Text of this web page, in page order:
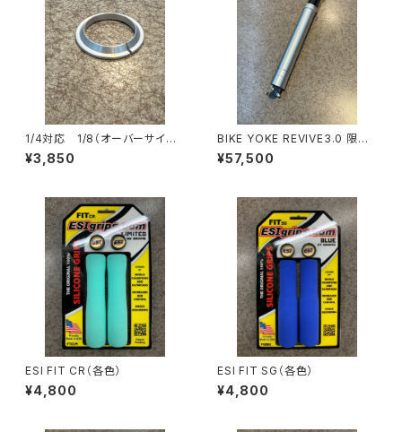
1/4対応 1/8（オーバーサイズ）
下玉押し
¥3,850
BIKE YOKE REVIVE3.0 限定
シルバー
¥57,500
ESI FIT CR（各色）
¥4,800
ESI FIT SG（各色）
¥4,800